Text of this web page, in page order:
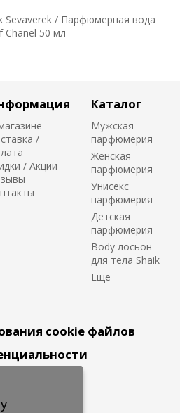
Sevaverek / Парфюмерная вода
Chanel 50 мл
/
/ Акции
Каталог
Мужская
парфюмерия
Женская
парфюмерия
Унисекс
парфюмерия
Детская
парфюмерия
Body лосьон
для тела Shaik
cookie файлов